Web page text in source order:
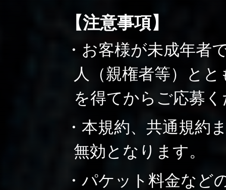
【注意事項】
・お客様が未成年者
人（親権者等）と
を得てからご応募
・本規約、共通規約
無効となります。
・パケット料金など